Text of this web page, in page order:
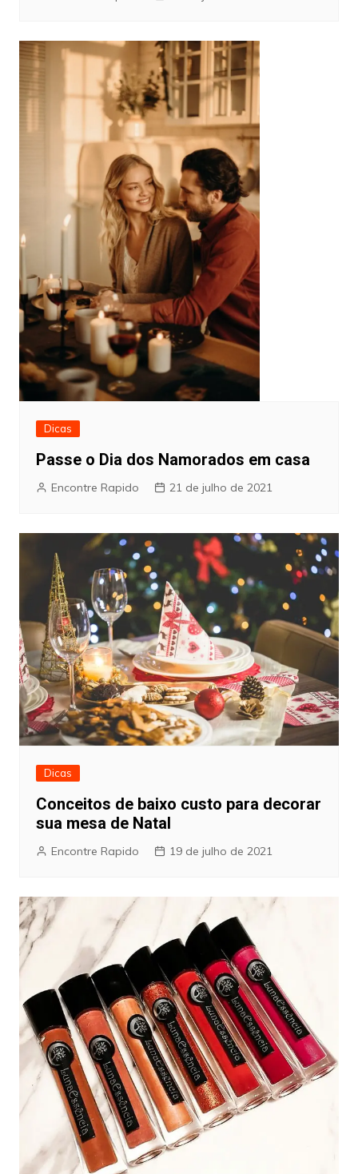
Dicas
Passe o Dia dos Namorados em casa
Encontre Rapido 21 de julho de 2021
Dicas
Conceitos de baixo custo para decorar
sua mesa de Natal
Encontre Rapido 19 de julho de 2021